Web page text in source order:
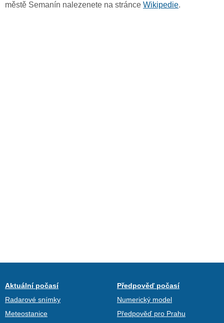
městě Semanín nalezenete na stránce Wikipedie.
Aktuální počasí
Radarové snímky
Meteostanice
Předpověď počasí
Numerický model
Předpověď pro Prahu